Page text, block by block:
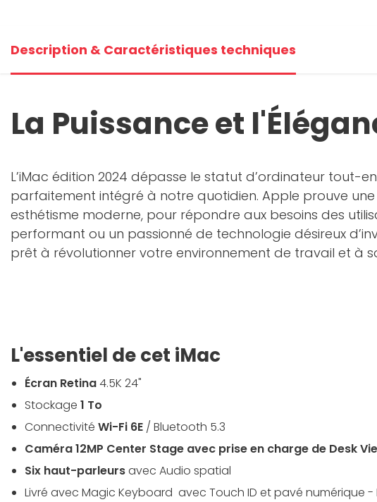
Description & Caractéristiques techniques
La Puissance et
L’iMac édition 2024 dépasse le statut d’ordinateur
parfaitement intégré à notre quotidien. Apple prouve
esthétisme moderne, pour répondre aux besoins des
performant ou un passionné de technologie désireux
prêt à révolutionner votre environnement de travail et à
L'essentiel de cet iMac
Écran Retina4.5K 24"
Stockage 1 To
Connectivité Wi-Fi 6E / Bluetooth 5.3
Caméra 12MP Center Stage avec prise en charge de Desk
Six haut-parleursavec Audio spatial
Livré avec Magic Keyboard avec Touch ID et pavé numérique -